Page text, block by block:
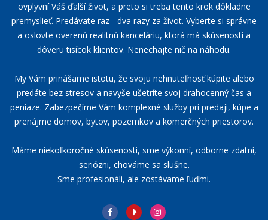
ovplyvní Váš ďalší život, a preto si treba tento krok dôkladne
premyslieť. Predávate raz - dva razy za život. Vyberte si správne
a oslovte overenú realitnú kanceláriu, ktorá má skúsenosti a
dôveru tisícok klientov. Nenechajte nič na náhodu.
My Vám prinášame istotu, že svoju nehnuteľnosť kúpite alebo
predáte bez stresov a navyše ušetríte svoj drahocenný čas a
peniaze. Zabezpečíme Vám komplexné služby pri predaji, kúpe a
prenájme domov, bytov, pozemkov a komerčných priestorov.
Máme niekoľkoročné skúsenosti, sme výkonní, odborne zdatní,
seriózni, chováme sa slušne.
Sme profesionáli, ale zostávame ľuďmi.